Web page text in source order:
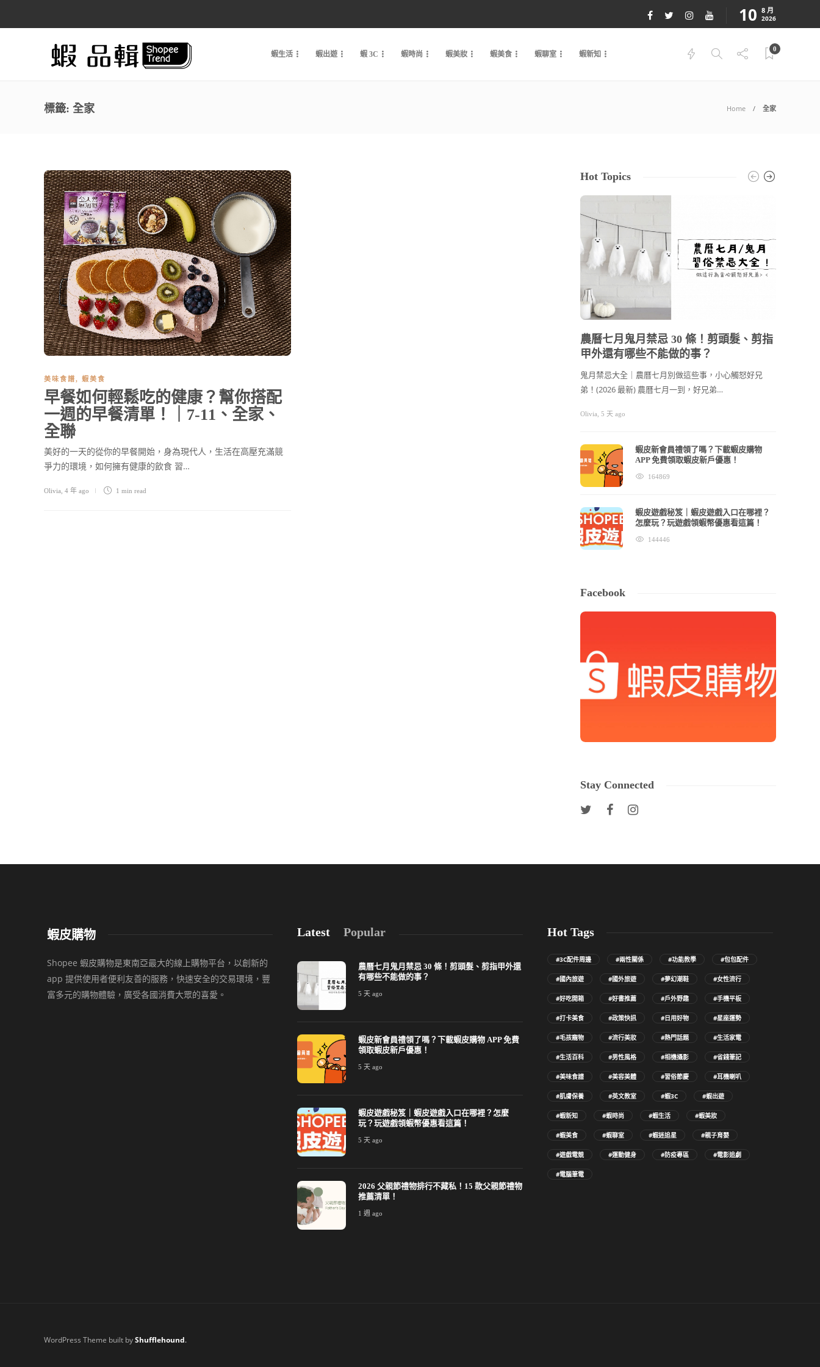
10 8 月
2026
蝦生活 蝦出遊 蝦 3C 蝦時尚 蝦美妝 蝦美食 蝦聊室 蝦新知
0
標籤: 全家 Home 全家
美味食譜, 蝦美食
早餐如何輕鬆吃的健康？幫你搭配
一週的早餐清單！｜7-11、全家、
全聯
美好的⼀天的從你的早餐開始，⾝為現代人，⽣活在⾼壓充滿競
爭⼒的環境，如何擁有健康的飲食 習…
Olivia 4 年 ago 1 min read
Hot Topics
農曆七月鬼月禁忌 30 條！剪頭髮、剪指
甲外還有哪些不能做的事？
鬼月禁忌大全｜農曆七月別做這些事，小心觸怒好兄
弟！(2026 最新) 農曆七月一到，好兄弟…
Olivia ,5 天 ago
蝦皮新會員禮領了嗎？下載蝦皮購物
APP 免費領取蝦皮新戶優惠！
164869
蝦皮遊戲秘笈｜蝦皮遊戲入口在哪裡？
怎麼玩？玩遊戲領蝦幣優惠看這篇！
144446
Facebook
Stay Connected
蝦皮購物
Shopee 蝦皮購物是東南亞最大的線上購物平台，以創新的
app 提供使用者便利友善的服務，快速安全的交易環境，豐
富多元的購物體驗，廣受各國消費大眾的喜愛。
Latest Popular
農曆七月鬼月禁忌 30 條！剪頭髮、剪指甲外還
有哪些不能做的事？
5 天 ago
蝦皮新會員禮領了嗎？下載蝦皮購物 APP 免費
領取蝦皮新戶優惠！
5 天 ago
蝦皮遊戲秘笈｜蝦皮遊戲入口在哪裡？怎麼
玩？玩遊戲領蝦幣優惠看這篇！
5 天 ago
2026 父親節禮物排行不藏私！15 款父親節禮物
推薦清單！
1 週 ago
Hot Tags
#3C配件周邊 #兩性關係 #功能教學 #包包配件
#國內旅遊 #國外旅遊 #夢幻潮鞋 #女性流行
#好吃開箱 #好書推薦 #戶外野趣 #手機平板
#打卡美食 #政策快訊 #日用好物 #星座運勢
#毛孩寵物 #流行美妝 #熱門話題 #生活家電
#生活百科 #男性風格 #相機攝影 #省錢筆記
#美味食譜 #美容美體 #習俗節慶 #耳機喇叭
#肌膚保養 #英文教室 #蝦3C #蝦出遊
#蝦新知 #蝦時尚 #蝦生活 #蝦美妝
#蝦美食 #蝦聊室 #蝦迷追星 #親子育嬰
#遊戲電競 #運動健身 #防疫專區 #電影追劇
#電腦筆電
WordPress Theme built byShufflehound.